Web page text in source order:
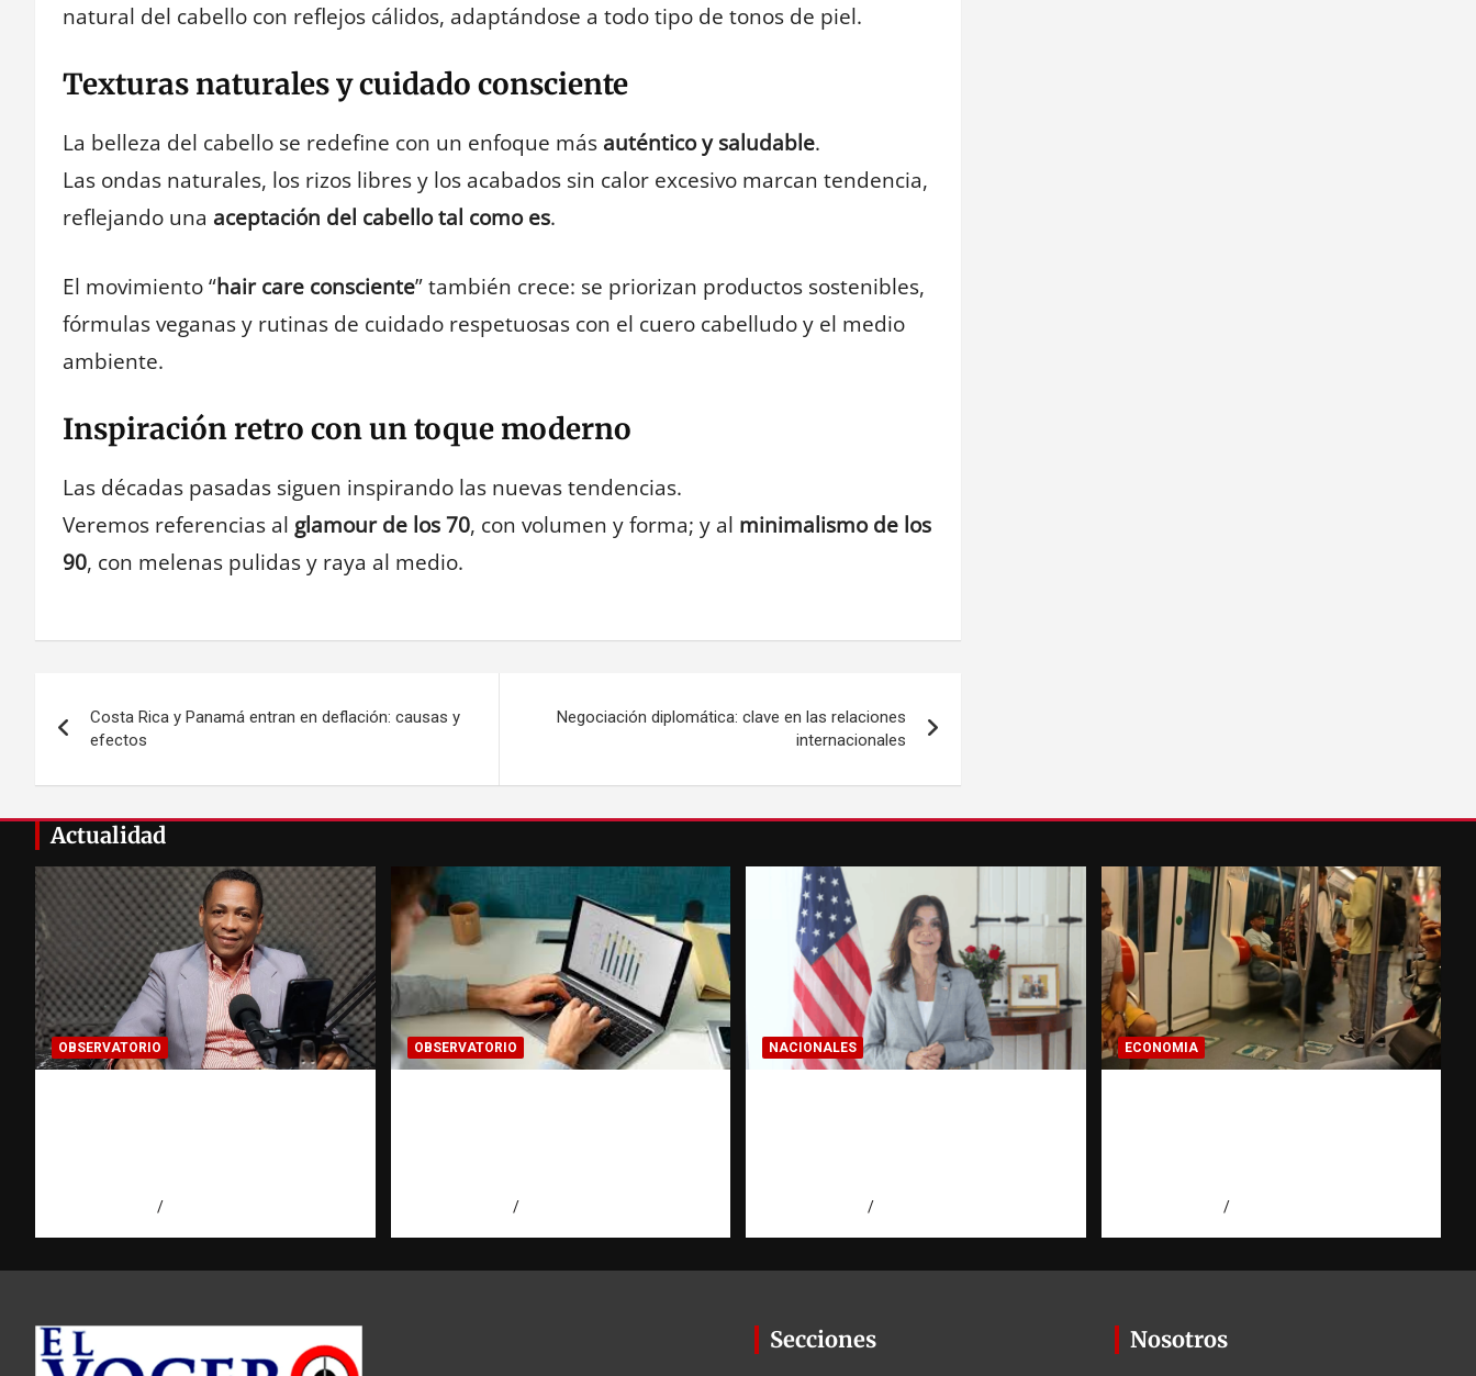
natural del cabello con reflejos cálidos, adaptándose a todo tipo de tonos de piel.
Texturas naturales y cuidado consciente
La belleza del cabello se redefine con un enfoque más auténtico y saludable.
Las ondas naturales, los rizos libres y los acabados sin calor excesivo marcan tendencia,
reflejando una aceptación del cabello tal como es.
El movimiento “hair care consciente” también crece: se priorizan productos sostenibles,
fórmulas veganas y rutinas de cuidado respetuosas con el cuero cabelludo y el medio
ambiente.
Inspiración retro con un toque moderno
Las décadas pasadas siguen inspirando las nuevas tendencias.
Veremos referencias al glamour de los 70, con volumen y forma; y al minimalismo de los
90, con melenas pulidas y raya al medio.
de
entradas
Costa Rica y Panamá entran en deflación: causas y
efectos
Negociación diplomática: clave en las relaciones
internacionales
Actualidad
OBSERVATORIO OBSERVATORIO NACIONALES ECONOMIA
Secciones Nosotros